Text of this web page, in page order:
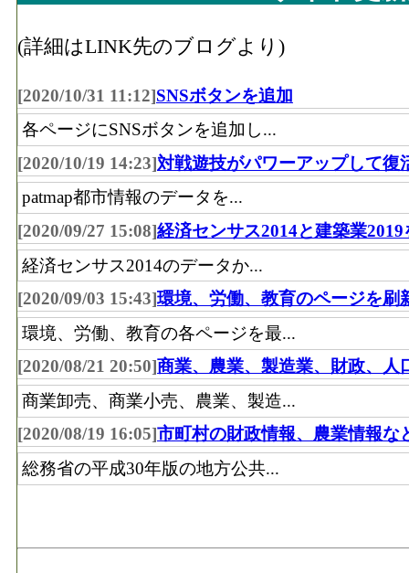
(詳細はLINK先のブログより)
[2020/10/31 11:12]SNSボタンを追加
各ページにSNSボタンを追加し...
[2020/10/19 14:23]対戦遊技がパワーアップして復
patmap都市情報のデータを...
[2020/09/27 15:08]経済センサス2014と建築業2019
経済センサス2014のデータか...
[2020/09/03 15:43]環境、労働、教育のページを刷
環境、労働、教育の各ページを最...
[2020/08/21 20:50]商業、農業、製造業、財政、人
商業卸売、商業小売、農業、製造...
[2020/08/19 16:05]市町村の財政情報、農業情報な
総務省の平成30年版の地方公共...